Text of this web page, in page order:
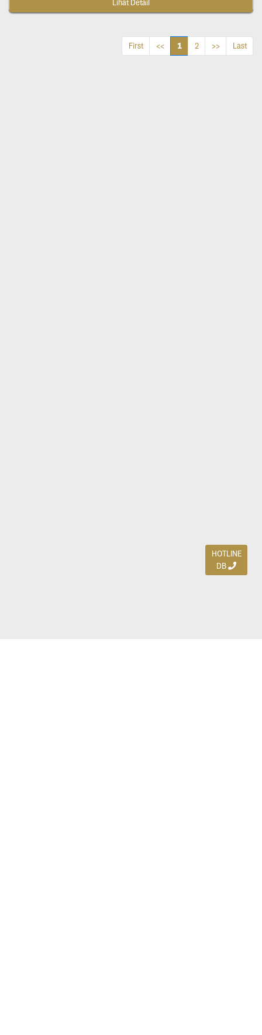
Lihat Detail
First << 1 2 >> Last
HOTLINE
DB